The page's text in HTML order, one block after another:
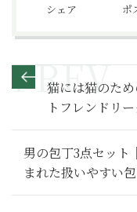
シェア ポ
猫には猫のた
トフレンドリ
男の包丁3点セット
まれた扱いやすい